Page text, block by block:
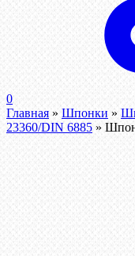
0
Главная » Шпонки »
23360/DIN 6885 »